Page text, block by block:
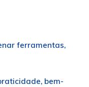
ferramentas,
bem-